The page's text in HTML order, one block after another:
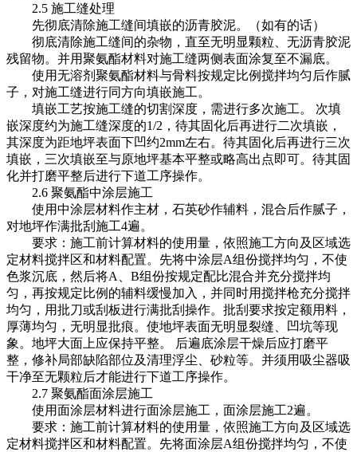
2.5 施工缝处理
先彻底清除施工缝间填嵌的沥青胶泥。（如有的话）
彻底清除施工缝间的杂物，直至无明显颗粒、无沥青胶泥
残留物。并用聚氨酯材料对施工缝两侧表面涂复至不漏底。
使用无溶剂聚氨酯材料与骨料按规定比例搅拌均匀后作腻
子，对施工缝进行同方向填嵌施工。
填嵌工艺按施工缝的切割深度，需进行多次施工。
次填
嵌深度约为施工缝深度的1/2，待其固化后再进行二次填嵌，
其深度为距地坪表面下凹约2mm左右。待其固化后再进行三次
填嵌，三次填嵌至与原地坪基本平整或略高出点即可。待其固
化并打磨平整后进行下道工序操作。
2.6 聚氨酯中涂层施工
使用中涂层材料作主材，石英砂作辅料，混合后作腻子，
对地坪作满批刮施工4遍。
要求：施工前计算材料的使用量，依照施工方向及区域选
定材料搅拌区和材料配置。先将中涂层A组份搅拌均匀，不使
色浆沉底，然后将A、B组份按规定配比混合并充分搅拌均
匀，再按规定比例的辅料缓慢加入，并同时用搅拌枪充分搅拌
均匀，用批刀或刮板进行满批刮操作。批刮要求按定额用料，
厚薄均匀，无明显批痕。使地坪表面无明显裂缝、凹坑等现
象。地坪大面上应保持平整。
后遍底涂层干燥后应打磨平
整，修补局部缺陷部位及清理浮尘、砂粒等。并须用吸尘器吸
干净至无颗粒后才能进行下道工序操作。
2.7 聚氨酯面涂层施工
使用面涂层材料进行面涂层施工，面涂层施工2遍。
要求：施工前计算材料的使用量，依照施工方向及区域选
定材料搅拌区和材料配置。先将面涂层A组份搅拌均匀，不使